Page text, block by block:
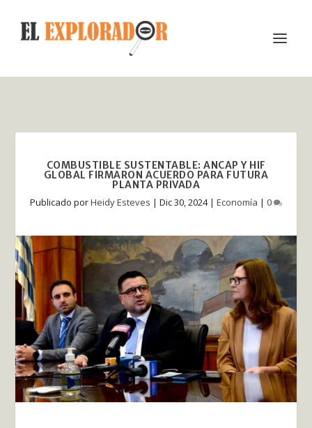
COMBUSTIBLE SUSTENTABLE: ANCAP Y HIF
GLOBAL FIRMARON ACUERDO PARA FUTURA
PLANTA PRIVADA
Publicado porHeidy Esteves | Dic 30, 2024| Economía | 0